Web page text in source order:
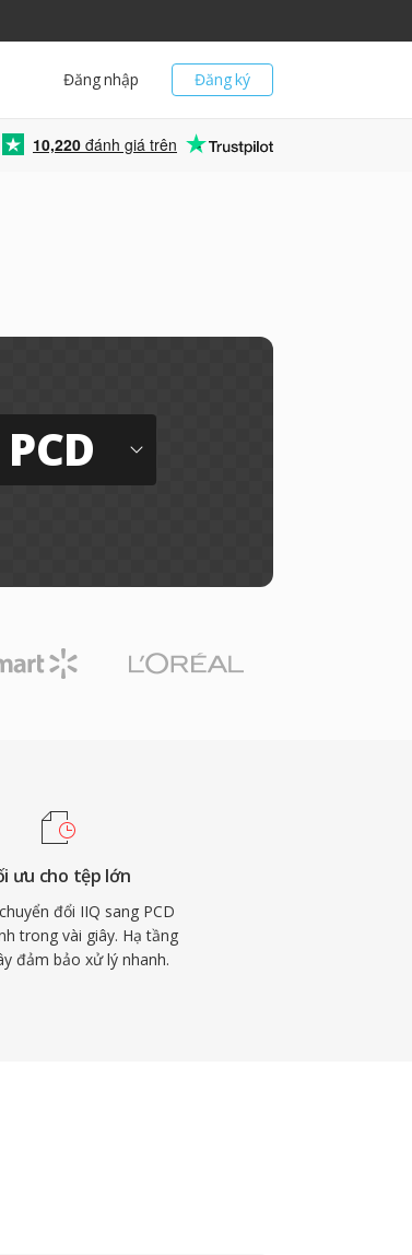
Đăng ký
Đăng nhập
10,220 đánh giá trên
PCD
ưu cho tệp lớn
đổi IIQ sang PCD
trong vài giây. Hạ tầng
đảm bảo xử lý nhanh.